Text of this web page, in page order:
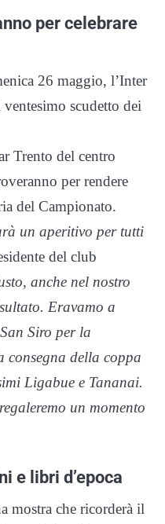
per celebrare
26 maggio, l’Inter
ventesimo scudetto dei
Trento del centro
per rendere
del Campionato.
un aperitivo per tutti
del club
anche nel nostro
Eravamo a
Siro per la
consegna della coppa
Ligabue e Tananai.
un momento
e libri d’epoca
mostra che ricorderà il